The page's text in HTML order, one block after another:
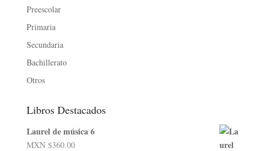
Preescolar
Primaria
Secundaria
Bachillerato
Otros
Libros Destacados
Laurel de música 6
MXN $360.00